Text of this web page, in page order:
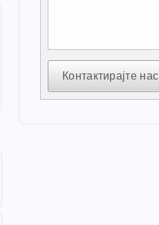
Контактирајте нас